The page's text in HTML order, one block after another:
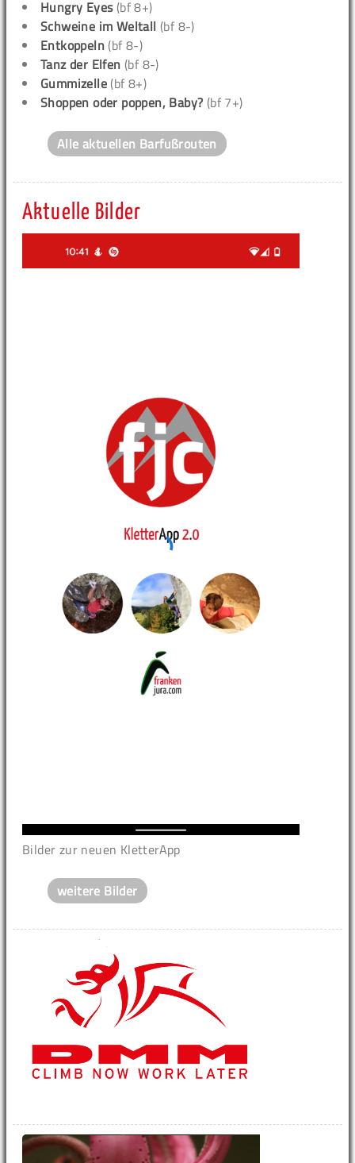
Hungry Eyes(bf 8+)
Schweine im Weltall (bf 8-)
Entkoppeln (bf 8-)
Tanz der Elfen (bf 8-)
Gummizelle (bf 8+)
Shoppen oder poppen, Baby? (bf 7+)
Alle aktuellen Barfußrouten
Aktuelle Bilder
Bilder zur neuen KletterApp
weitere Bilder